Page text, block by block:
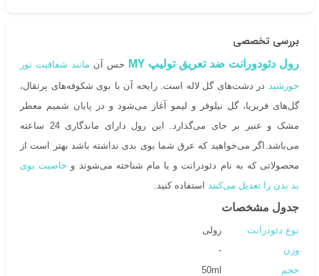
بررسی تخصصی
رول دئودورانت ضد تعریق تولیپ MY حس آن مانند شفافیت نور
خورشید در دشت‌های گل لاله است. رایحه آن با بوی شکوفه‌های پرتقال،
گل‌های فریزیا، گل نیلوفر و لیمو آغاز می‌شود و در پایان شمیم معطر
مشک و عنبر بر جای می‌گذارد. این رول دارای ماندگاری 24 ساعته
می‌باشد.اگر می‌خواهید که عرق شما بوی بدی نداشته باشد بهتر است از
محصولاتی که به نام دئودرانت و یا مام شناخته می‌شوند و خاصیت بوی
بد بدن را تعدیل می‌کنند استفاده کنید.
جدول مشخصات
نوع دئودرانت
رولی
وزن
-
حجم
50ml